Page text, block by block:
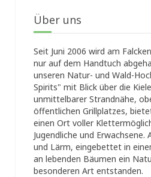
Über uns
Seit Juni 2006 wird am
nur auf dem Handtuch
unseren Natur- und Wald-
Spirits" mit Blick über die
unmittelbarer Strandnähe,
öffentlichen Grillplatzes,
einen Ort voller
Jugendliche und Erwachsene.
und Lärm, eingebettet in
an lebenden Bäumen ein
besonderen Art entstanden.